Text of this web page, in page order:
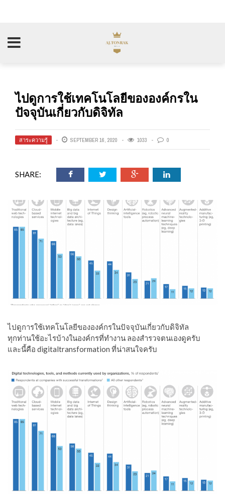
ไปดูการใช้เทคโนโลยีขององค์กรใน
ปัจจุบันเกี่ยวกับดิจิทัล
สาระความรู้ SEPTEMBER 16, 2020 1033 0
SHARE:
ไปดูการใช้เทคโนโลยีขององค์กรในปัจจุบันเกี่ยวกับดิจิทัล
ทุกท่านใช้อะไรบ้างในองค์กรที่ทำงาน ลองสำรวจตนเองดูครับ
และนี้คือ digitaltransformation ที่น่าสนใจครับ